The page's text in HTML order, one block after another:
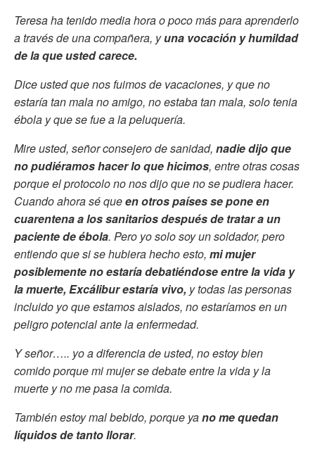
Teresa ha tenido media hora o poco más para aprenderlo
a través de una compañera, yuna vocación y humildad
de la que usted carece.
Dice usted que nos fuimos de vacaciones, y que no
estaría tan mala no amigo, no estaba tan mala, solo tenia
ébola y que se fue a la peluquería.
Mire usted, señor consejero de sanidad, nadie dijo que
no pudiéramos hacer lo que hicimos, entre otras cosas
porque el protocolo no nos dijo que no se pudiera hacer.
Cuando ahora sé queen otros países se pone en
cuarentena a los sanitarios después de tratar a un
paciente de ébola. Pero yo solo soy un soldador, pero
entiendo que si se hubiera hecho esto, mi mujer
posiblemente no estaría debatiéndose entre la vida y
la muerte, Excálibur estaría vivo, y todas las personas
incluido yo que estamos aislados, no estaríamos en un
peligro potencial ante la enfermedad.
Y señor….. yo a diferencia de usted, no estoy bien
comido porque mi mujer se debate entre la vida y la
muerte y no me pasa la comida.
También estoy mal bebido, porque yano me quedan
líquidos de tanto llorar.